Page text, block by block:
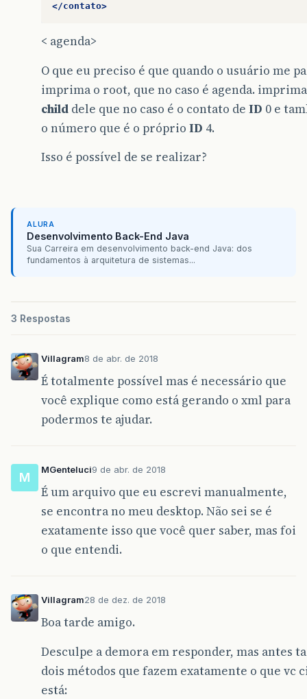
</contato>
< agenda>
O que eu preciso é que quando o usuário me
imprima o root, que no caso é agenda.
child dele que no caso é o contato de ID 0 e
o número que é o próprio ID 4.
Isso é possível de se realizar?
ALURA
Desenvolvimento Back-End Java
Sua Carreira em desenvolvimento back-end Java: dos
fundamentos à arquitetura de sistemas...
3 Respostas
Villagram8 de abr. de 2018
É totalmente possível mas é necessário que
você explique como está gerando o xml para
podermos te ajudar.
M
MGenteluci9 de abr. de 2018
É um arquivo que eu escrevi manualmente,
se encontra no meu desktop. Não sei se é
exatamente isso que você quer saber, mas foi
o que entendi.
Villagram28 de dez. de 2018
Boa tarde amigo.
Desculpe a demora em responder, mas
dois métodos que fazem exatamente o que
está: